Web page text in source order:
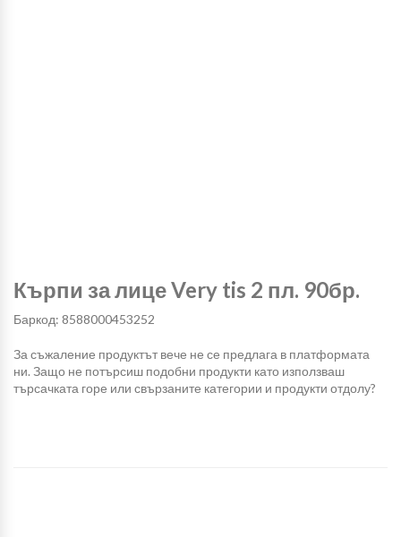
Кърпи за лице Very tis 2 пл. 90бр.
Баркод: 8588000453252
За съжаление продуктът вече не се предлага в платформата
ни. Защо не потърсиш подобни продукти като използваш
търсачката горе или свързаните категории и продукти отдолу?